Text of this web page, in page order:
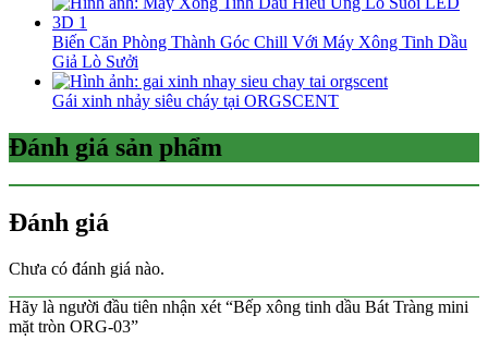
Biến Căn Phòng Thành Góc Chill Với Máy Xông Tinh Dầu
Giả Lò Sưởi
Gái xinh nhảy siêu cháy tại ORGSCENT
Đánh giá sản phẩm
Đánh giá
Chưa có đánh giá nào.
Hãy là người đầu tiên nhận xét “Bếp xông tinh dầu Bát Tràng mini
mặt tròn ORG-03”